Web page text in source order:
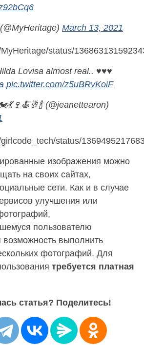
March 13, 2021
status/
Lovisa almost real.. ♥️♥️♥️
pic.twitter.com/z5uBRvKoiF
(@jeanettearon)
status/
изображения можно
на своих сайтах,
сети. Как и в случае
улучшения или
пользователю
возможность выполнить
фотографий. Для
требуется платная
статья? Поделитесь!